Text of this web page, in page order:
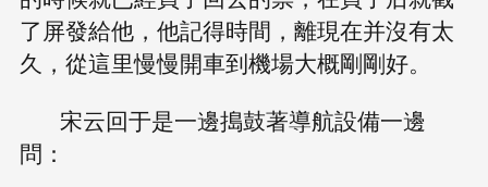
了屏發給他，他記得時間，離現在并沒有太
久，從這里慢慢開車到機場大概剛剛好。
宋云回于是一邊搗鼓著導航設備一邊
問：